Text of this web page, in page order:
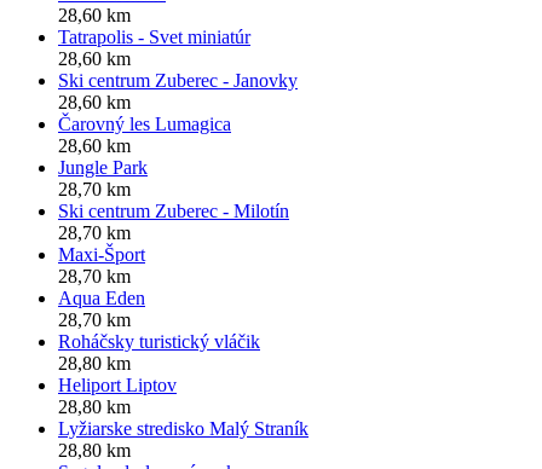
28,60 km
Tatrapolis - Svet miniatúr
28,60 km
Ski centrum Zuberec - Janovky
28,60 km
Čarovný les Lumagica
28,60 km
Jungle Park
28,70 km
Ski centrum Zuberec - Milotín
28,70 km
Maxi-Šport
28,70 km
Aqua Eden
28,70 km
Roháčsky turistický vláčik
28,80 km
Heliport Liptov
28,80 km
Lyžiarske stredisko Malý Straník
28,80 km